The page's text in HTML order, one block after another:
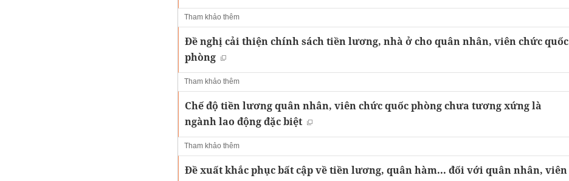
Tham khảo thêm
Đề nghị cải thiện chính sách tiền lương, nhà ở cho quân nhân, viên chức quốc
phòng
Tham khảo thêm
Chế độ tiền lương quân nhân, viên chức quốc phòng chưa tương xứng là
ngành lao động đặc biệt
Tham khảo thêm
Đề xuất khắc phục bất cập về tiền lương, quân hàm... đối với quân nhân, viên